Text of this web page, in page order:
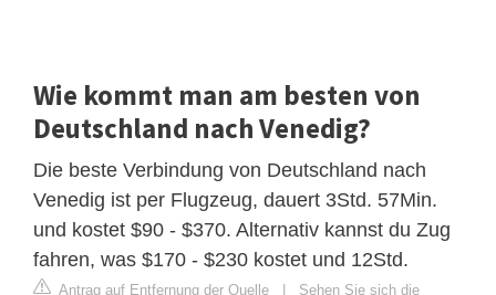
Wie kommt man am besten von
Deutschland nach Venedig?
Die beste Verbindung von Deutschland nach
Venedig ist per Flugzeug, dauert 3Std. 57Min.
und kostet $90 - $370. Alternativ kannst du Zug
fahren, was $170 - $230 kostet und 12Std.
Antrag auf Entfernung der Quelle
Sehen Sie sich die